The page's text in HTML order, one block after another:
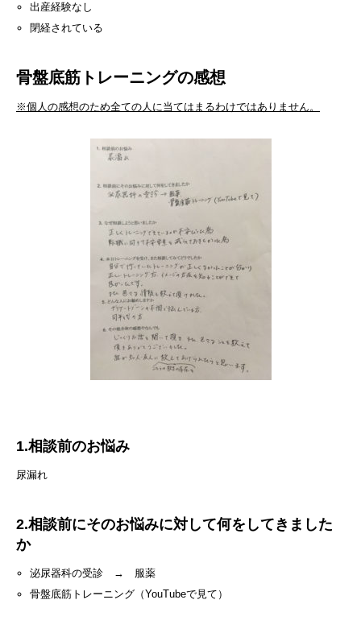
出産経験なし
閉経されている
骨盤底筋トレーニングの感想
※個人の感想のため全ての人に当てはまるわけではありません。
1.相談前のお悩み
尿漏れ
2.相談前にそのお悩みに対して何をしてきました
か
泌尿器科の受診 → 服薬
骨盤底筋トレーニング（YouTubeで見て）